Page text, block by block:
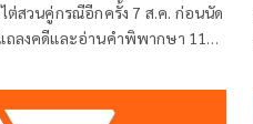
ต่สวนคู่กรณีอีกครั้ง 7 ส.ค. ก่อนนัด
ถลงคดีและอ่านคำพิพากษา 11
กันสังคม ยื